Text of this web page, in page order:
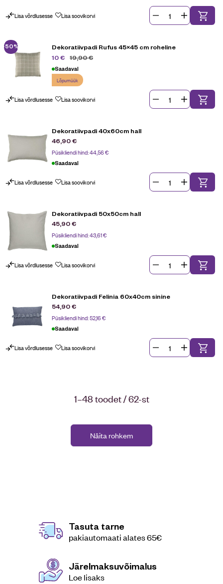
Lisa võrdlusesse Lisa soovikorvi
-50%
Dekoratiivpadi Rufus 45×45 cm roheline
19,90€
10€
Saadaval
Lõpumüük
Lisa võrdlusesse Lisa soovikorvi
Dekoratiivpadi 40x60cm hall
46,90€
Püsikliendi hind:44,56€
Saadaval
Lisa võrdlusesse Lisa soovikorvi
Dekoratiivpadi 50x50cm hall
45,90€
Püsikliendi hind:43,61€
Saadaval
Lisa võrdlusesse Lisa soovikorvi
Dekoratiivpadi Felinia 60x40cm sinine
54,90€
Püsikliendi hind:52,16€
Saadaval
Lisa võrdlusesse Lisa soovikorvi
1–48 toodet / 62-st
Näita rohkem
Tasuta tarne
pakiautomaati alates 65€
Järelmaksuvõimalus
Loe lisaks